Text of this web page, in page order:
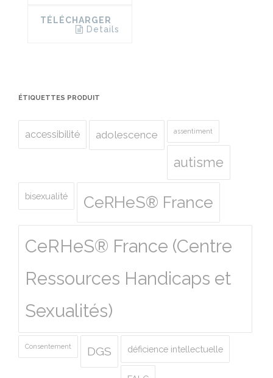
TÉLÉCHARGER
Details
ÉTIQUETTES PRODUIT
accessibilité adolescence assentiment
autisme
bisexualité CeRHeS® France
CeRHeS® France (Centre
Ressources Handicaps et
Sexualités)
Consentement DGS déficience intellectuelle